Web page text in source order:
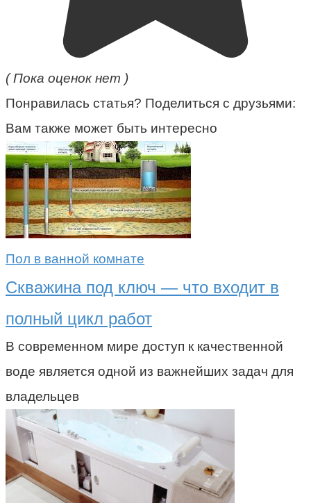
( Пока оценок нет )
Понравилась статья? Поделиться с друзьями:
Вам также может быть интересно
Пол в ванной комнате
Скважина под ключ — что входит в
полный цикл работ
В современном мире доступ к качественной
воде является одной из важнейших задач для
владельцев